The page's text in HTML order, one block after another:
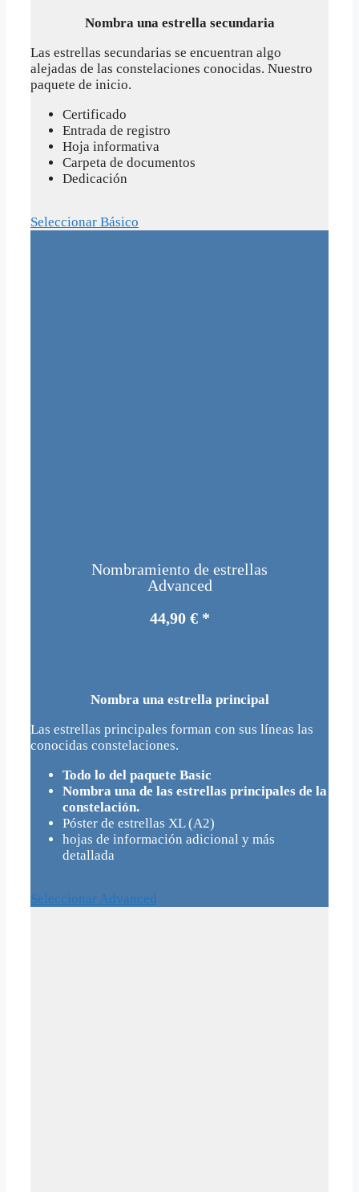
Nombra una estrella secundaria
Las estrellas secundarias se encuentran algo
alejadas de las constelaciones conocidas. Nuestro
paquete de inicio.
Certificado
Entrada de registro
Hoja informativa
Carpeta de documentos
Dedicación
Seleccionar Básico
Nombramiento de estrellas
Advanced
44,90 € *
Nombra una estrella principal
Las estrellas principales forman con sus líneas las
conocidas constelaciones.
Todo lo del paquete Basic
Nombra una de las estrellas principales de la
constelación.
Póster de estrellas XL (A2)
hojas de información adicional y más
detallada
Seleccionar Advanced